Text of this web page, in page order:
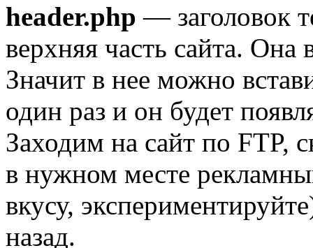
header.php — заголовок
верхняя часть сайта.
Значит в нее можно
один раз и он будет
Заходим на сайт по FTP,
в нужном месте
вкусу,
назад.